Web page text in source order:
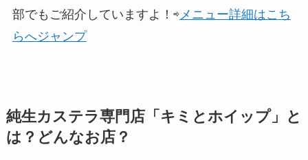
部でもご紹介していますよ！⇨メニュー詳細はこち
らへジャンプ
純生カステラ専門店「キミとホイップ」と
は？どんなお店？